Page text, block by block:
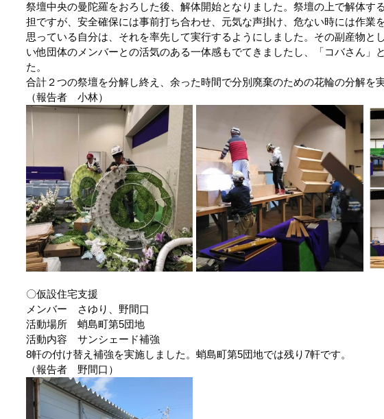
祭壇中央の曼陀羅をおろした後、解体開始となりました。祭壇の上で解体す
担ですが、安全確保には事前打ち合わせ、元気な声掛け、危ない時には作業
思っている自分は、それを率先して実行するようにしました。その副産物と
い他団体のメンバーとの活気のある一体感もでてきましたし、「コバさん」
た。
合計２つの祭壇を分解し終え、余った時間で分別廃棄のための花輪の分解を
（報告者　小林）
〇仮設住宅支援
メンバー　さゆり、野間口
活動場所　蛸島町第5団地
活動内容　サンシェード補強
8軒の付け替え補強を実施しました。蛸島町第5団地では残り7軒です。
（報告者　野間口）